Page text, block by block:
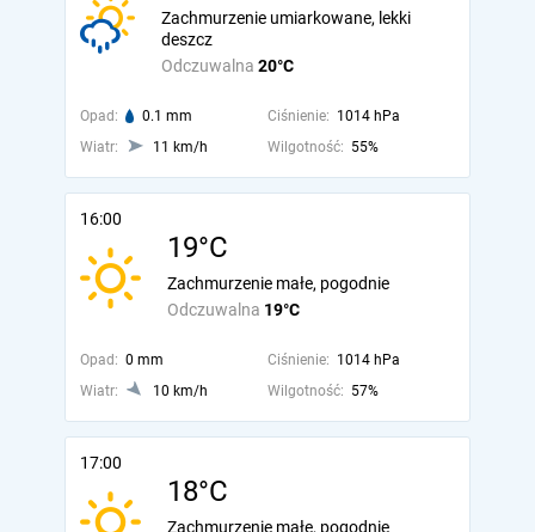
Odczuwalna 20°C
Zachmurzenie umiarkowane, lekki
deszcz
Opad: 0.1 mm Ciśnienie: 1014 hPa
Wiatr:
11 km/h Wilgotność: 55%
16:00
19°C
Odczuwalna 19°C
Zachmurzenie małe, pogodnie
Opad: 0 mm Ciśnienie: 1014 hPa
Wiatr:
10 km/h Wilgotność: 57%
17:00
18°C
Zachmurzenie małe, pogodnie